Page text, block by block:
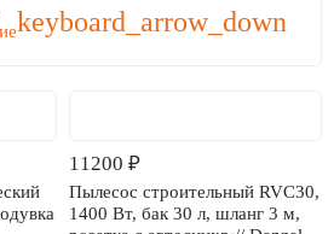
keyboard_arrow_down
11200 ₽
Пылесос строительный RVC30,
1400 Вт, бак 30 л, шланг 3 м,